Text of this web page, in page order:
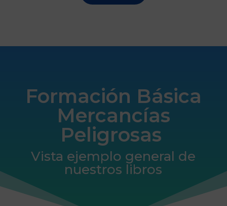
Formación Básica
Mercancías
Peligrosas
Vista ejemplo general de
nuestros libros